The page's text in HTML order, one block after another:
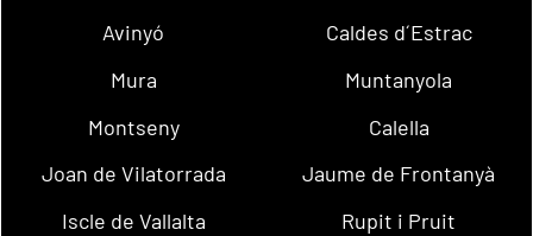
Avinyó
Caldes d´Estrac
Mura
Muntanyola
Montseny
Calella
Joan de Vilatorrada
Jaume de Frontanyà
Iscle de Vallalta
Rupit i Pruit